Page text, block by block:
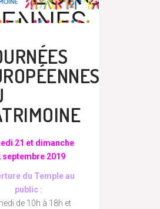
21 et dimanche
septembre 2019
du Temple au
public :
de 10h à 18h et